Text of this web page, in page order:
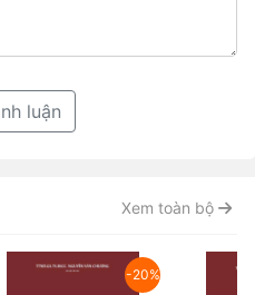
luận
Xem toàn bộ
-20%